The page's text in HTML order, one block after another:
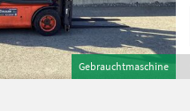
Gebrauchtmaschine